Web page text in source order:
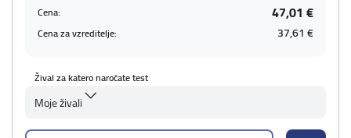
Cena: 47,01 €
Cena za vzreditelje: 37,61 €
Žival za katero naročate test
Moje živali